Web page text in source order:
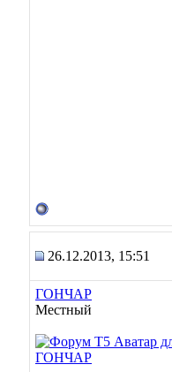
26.12.2013, 15:51
ГОНЧАР
Местный